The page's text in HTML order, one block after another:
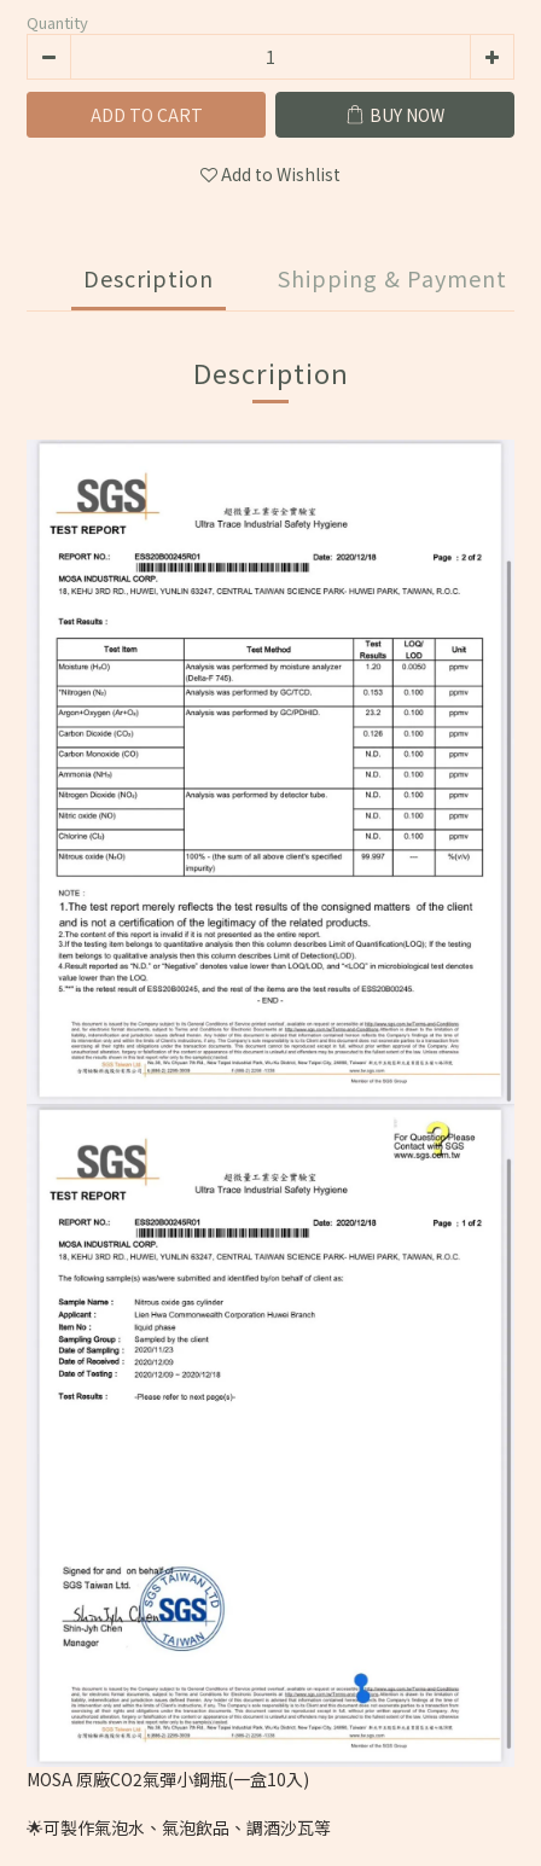
Quantity
ADD TO CART BUY NOW
Add to Wishlist
Description Shipping & Payment
Description
MOSA 原廠CO2氣彈小鋼瓶(一盒10入)
🌟可製作氣泡水、氣泡飲品、調酒沙瓦等